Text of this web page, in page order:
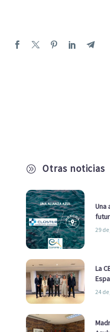
A Otras noticias
Una
29
La
24